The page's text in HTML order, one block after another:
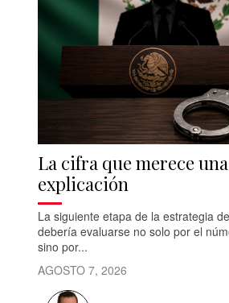
La cifra que merece una
explicación
La siguiente etapa de la estrategia
debería evaluarse no solo por el
sino por...
AGOSTO 7, 2026